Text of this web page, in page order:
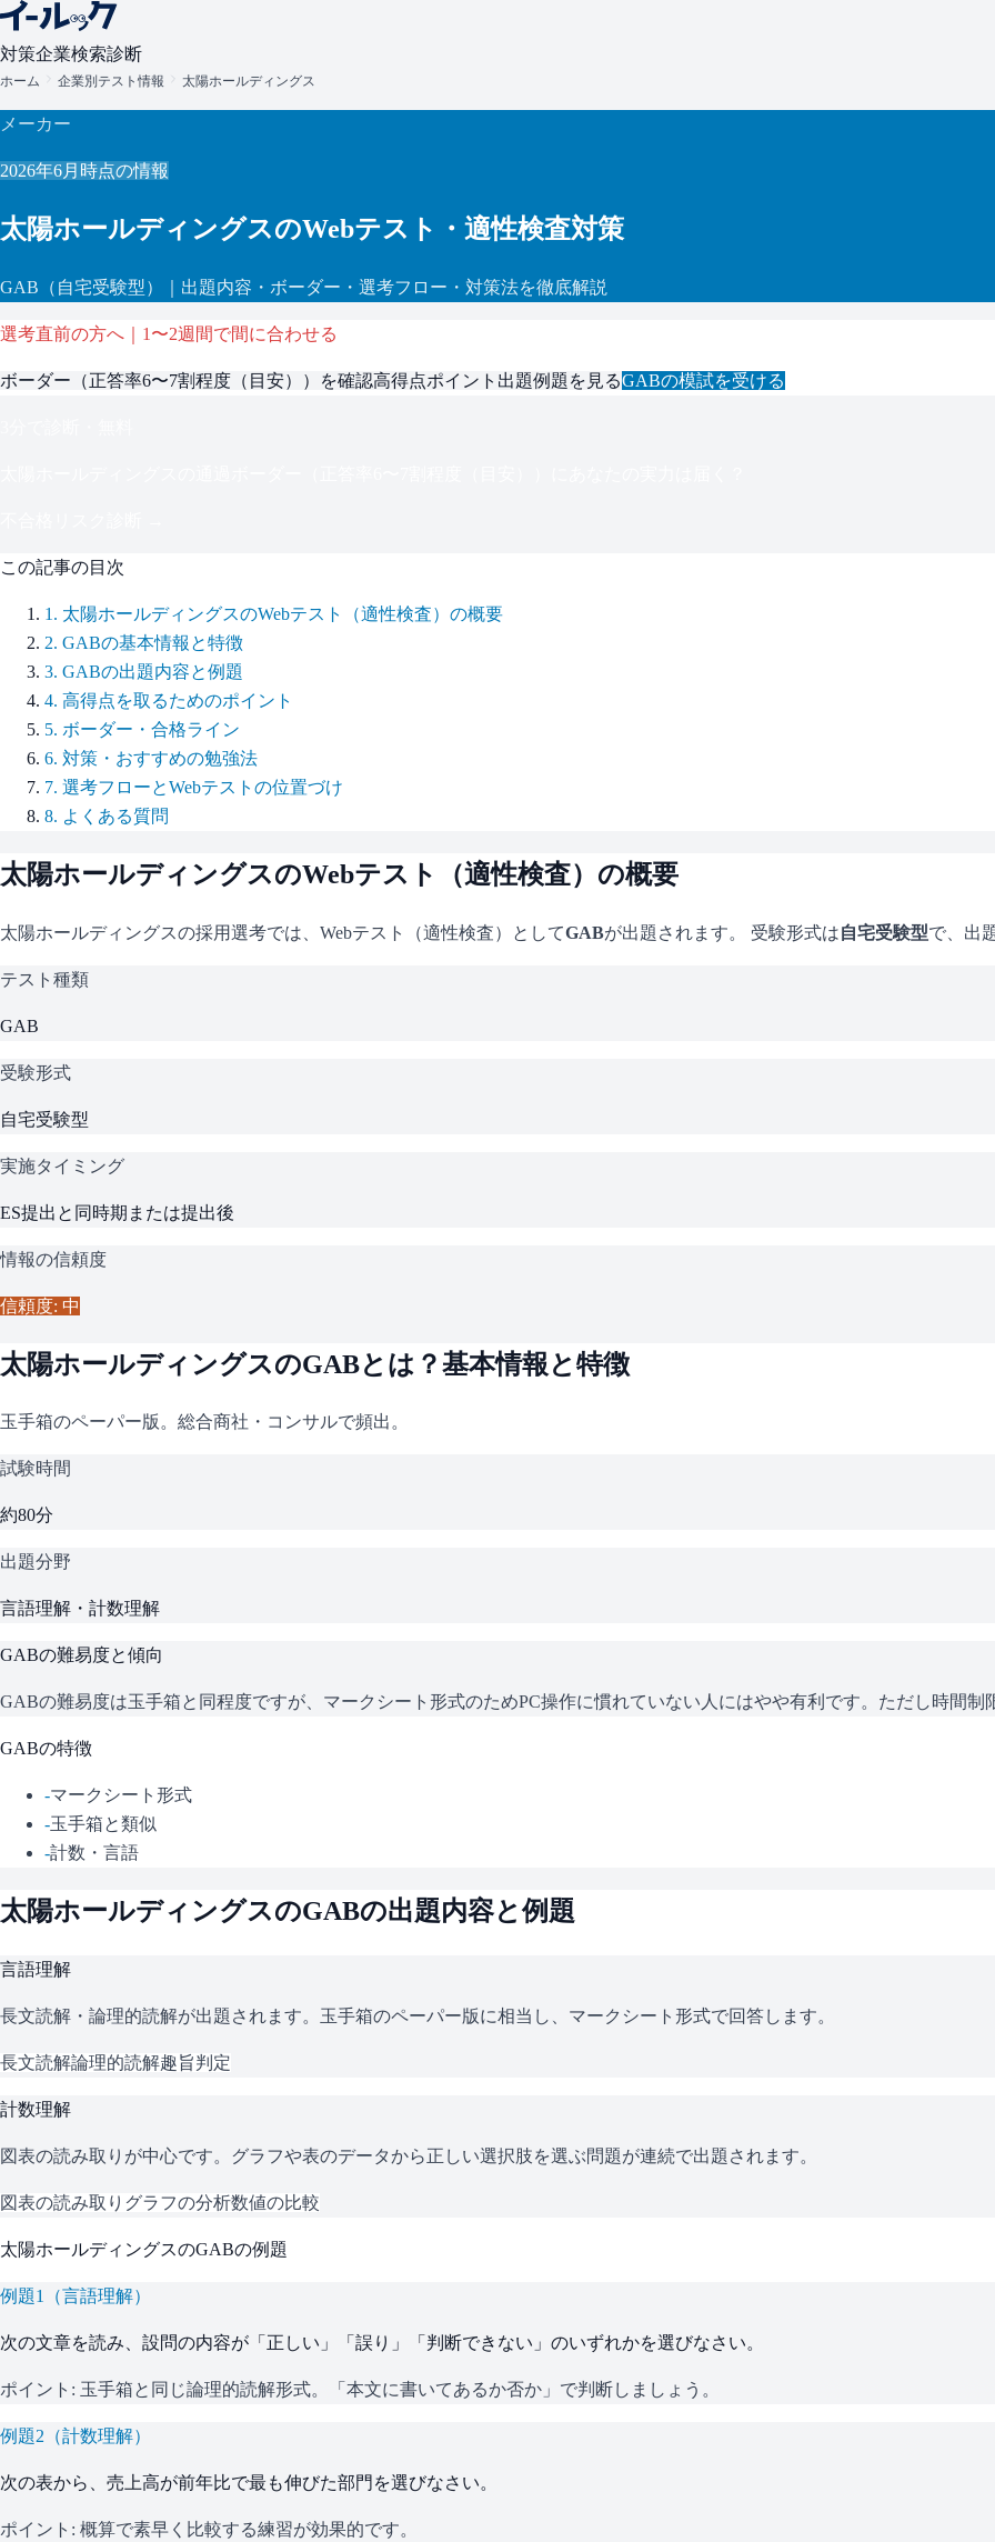
対策企業検索診断
ホーム 企業別テスト情報 太陽ホールディングス
メーカー
2026年6月 時点の情報
太陽ホールディングスのWebテスト・適性検査対策
GAB （自宅受験型） ｜出題内容・ボーダー・選考フロー・対策法を徹底解説
選考直前の方へ｜1〜2週間で間に合わせる
ボーダー（正答率6〜7割程度（目安） ）を確認高得点ポイント 出題例題を見るGABの模試を受ける
この記事の目次
1 . 太陽ホールディングスのWebテスト（適性検査）の概要
2. GABの基本情報と特徴
3. GABの出題内容と例題
4. 高得点を取るためのポイント
5. ボーダー・合格ライン
6. 対策・おすすめの勉強法
7. 選考フローとWebテストの位置づけ
8. よくある質問
太陽ホールディングスのWebテスト（適性検査）の概要
太陽ホールディングスの採用選考では、Webテスト（適性検査）としてGABが出題されます。 受験形式は自宅受験型で、 出
テスト種類
GAB
受験形式
自宅受験型
実施タイミング
ES提出と同時期または提出後
情報の信頼度
信頼度: 中
太陽ホールディングスのGABとは？基本情報と特徴
玉手箱のペーパー版。総合商社・コンサルで頻出。
試験時間
約80分
出題分野
言語理解・計数理解
GABの難易度と傾向
GABの難易度は玉手箱と同程度ですが、マークシート形式のためPC操作に慣れていない人にはやや有利です。ただし時間制
GABの特徴
-マークシート形式
-玉手箱と類似
-計数・言語
太陽ホールディングスのGABの出題内容と例題
言語理解
長文読解・論理的読解が出題されます。玉手箱のペーパー版に相当し、マークシート形式で回答します。
長文読解論理的読解趣旨判定
計数理解
図表の読み取りが中心です。グラフや表のデータから正しい選択肢を選ぶ問題が連続で出題されます。
図表の読み取り グラフの分析数値の比較
太陽ホールディングスのGABの例題
例題1 （言語理解）
次の文章を読み、設問の内容が「正しい」「誤り」「判断できない」のいずれかを選びなさい。
ポイント: 玉手箱と同じ論理的読解形式。「本文に書いてあるか否か」で判断しましょう。
例題2 （計数理解）
次の表から、売上高が前年比で最も伸びた部門を選びなさい。
ポイント: 概算で素早く比較する練習が効果的です。